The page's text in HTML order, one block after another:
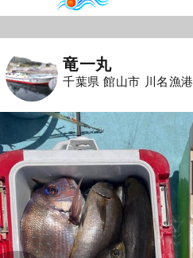
竜一丸
千葉県 館山市 川名漁港